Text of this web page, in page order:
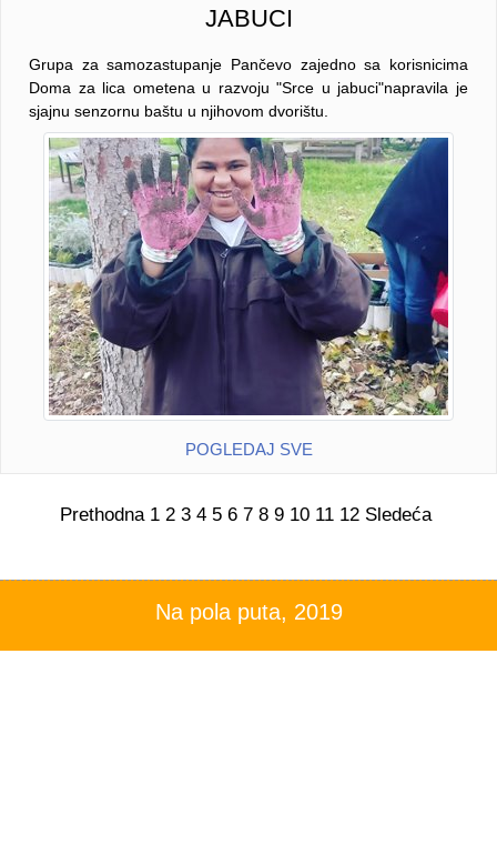
JABUCI
Grupa za samozastupanje Pančevo zajedno sa korisnicima
Doma za lica ometena u razvoju "Srce u jabuci"napravila je
sjajnu senzornu baštu u njihovom dvorištu.
POGLEDAJ SVE
Prethodna 1 2 3 4 5 6 7 8 9 10 11 12 Sledeća
Na pola puta, 2019